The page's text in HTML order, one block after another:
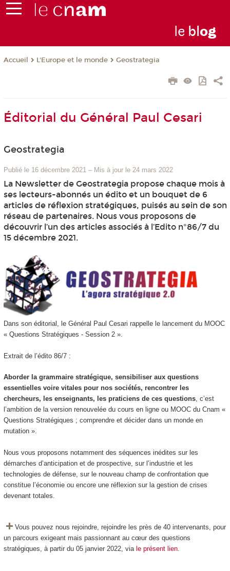
le blog
Accueil L'Europe et le monde Geostrategia
Éditorial du Général Paul Cesari
Geostrategia
Publié le 16 décembre 2021 – Mis à jour le 24 mars 2022
La Newsletter de Geostrategia propose chaque mois à
ses lecteurs-abonnés un édito et un bouquet de 6
articles de réflexion stratégiques, puisés au sein de son
réseau de partenaires. Nous vous proposons de
découvrir l’un des articles associés à l’Edito n°86/7 du
15 décembre 2021.
Dans son éditorial, le Général Paul Cesari rappelle le lancement du MOOC
« Questions Stratégiques - Session 2 ».
Extrait de l’édito 86/7 :
Aborder la grammaire stratégique, sensibiliser aux questions
essentielles voire vitales pour nos sociétés, rencontrer les
chercheurs, les enseignants, les praticiens de ces questions, c’est
l’ambition de la version renouvelée du cours en ligne ou MOOC du Cnam «
Questions Stratégiques ; comprendre et décider dans un monde en
mutation ».
Nous vous proposons notamment des séquences inédites sur les
démarches d’anticipation et de prospective, sur l’industrie et les
technologies de défense, sur le nouveau champ de confrontation que
constitue l’économie ou encore une réflexion sur la gestion de crises
devenant totales.
Vous pouvez nous rejoindre, rejoindre les près de 40 intervenants, pour
un parcours exigeant mais passionnant au cœur des questions
stratégiques, à partir du 05 janvier 2022, via le présent lien.